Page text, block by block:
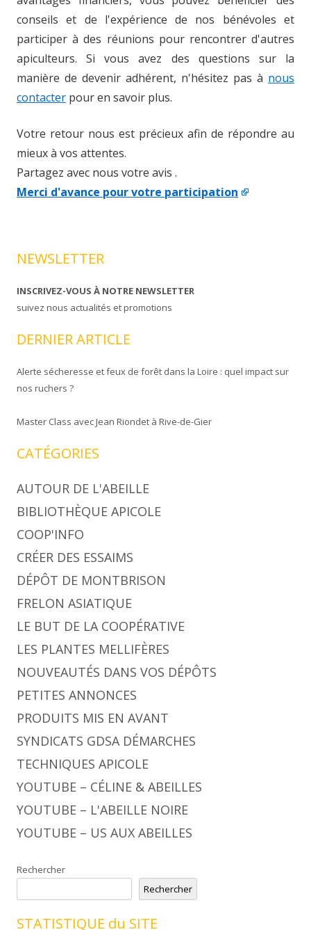
conseils et de l'expérience de nos bénévoles et
participer à des réunions pour rencontrer d'autres
apiculteurs. Si vous avez des questions sur la
manière de devenir adhérent, n'hésitez pas à nous
contacter pour en savoir plus.
Votre retour nous est précieux afin de répondre au
mieux à vos attentes.
Partagez avec nous votre avis .
Merci d'avance pour votre participation
NEWSLETTER
INSCRIVEZ-VOUS À NOTRE NEWSLETTER
suivez nous actualités et promotions
DERNIER ARTICLE
Alerte sécheresse et feux de forêt dans la Loire : quel impact sur
nos ruchers ?
Master Class avec Jean Riondet à Rive-de-Gier
CATÉGORIES
AUTOUR DE L'ABEILLE
BIBLIOTHÈQUE APICOLE
COOP'INFO
CRÉER DES ESSAIMS
DÉPÔT DE MONTBRISON
FRELON ASIATIQUE
LE BUT DE LA COOPÉRATIVE
LES PLANTES MELLIFÈRES
NOUVEAUTÉS DANS VOS DÉPÔTS
PETITES ANNONCES
PRODUITS MIS EN AVANT
SYNDICATS GDSA DÉMARCHES
TECHNIQUES APICOLE
YOUTUBE – CÉLINE & ABEILLES
YOUTUBE – L'ABEILLE NOIRE
YOUTUBE – US AUX ABEILLES
Rechercher
Rechercher
STATISTIQUE du SITE